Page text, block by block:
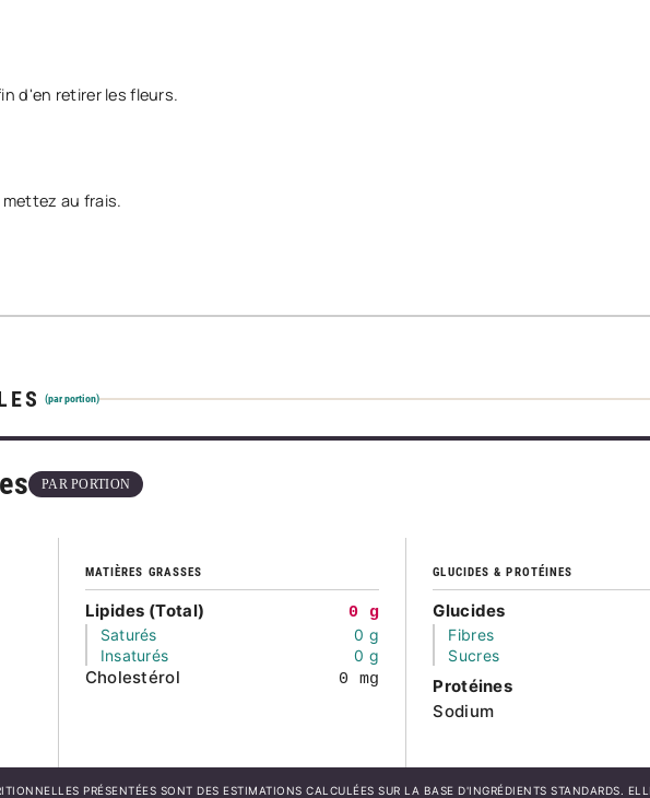
d'en retirer les fleurs.
au frais.
(par portion)
PAR PORTION
MATIÈRES GRASSES
Lipides (Total)
0 g
Saturés
0 g
Insaturés
0 g
Cholestérol 0 mg
GLUCIDES & PROTÉINES
Glucides
Fibres
Sucres
Protéines
Sodium
PRÉSENTÉES SONT DES ESTIMATIONS CALCULÉES SUR LA BASE D'INGRÉDIENTS STANDARDS.